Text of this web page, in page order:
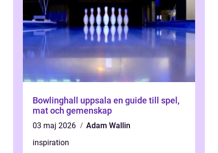
Bowlinghall uppsala en guide till spel,
mat och gemenskap
03 maj 2026
Adam Wallin
inspiration